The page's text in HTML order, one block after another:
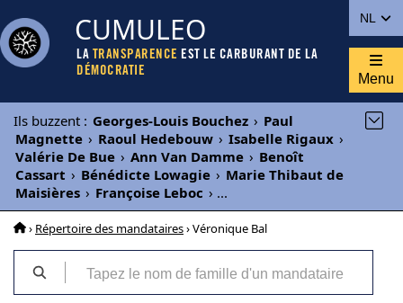
NL
CUMULEO
LA TRANSPARENCE EST LE CARBURANT DE LA
DÉMOCRATIE
Menu
Ils buzzent : Georges-Louis Bouchez › Paul
Magnette › Raoul Hedebouw › Isabelle Rigaux ›
Valérie De Bue › Ann Van Damme › Benoît
Cassart › Bénédicte Lowagie › Marie Thibaut de
Maisières › Françoise Leboc › ...
› Répertoire des mandataires› Véronique Bal